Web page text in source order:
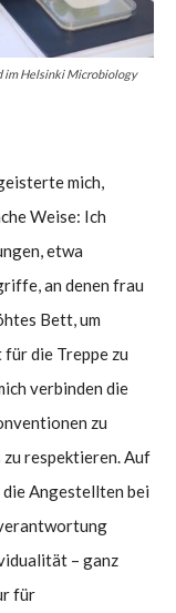
im Helsinki Microbiology
mich,
Weise: Ich
etwa
an denen frau
Bett, um
die Treppe zu
verbinden die
zu
respektieren. Auf
Angestellten bei
– ganz
für